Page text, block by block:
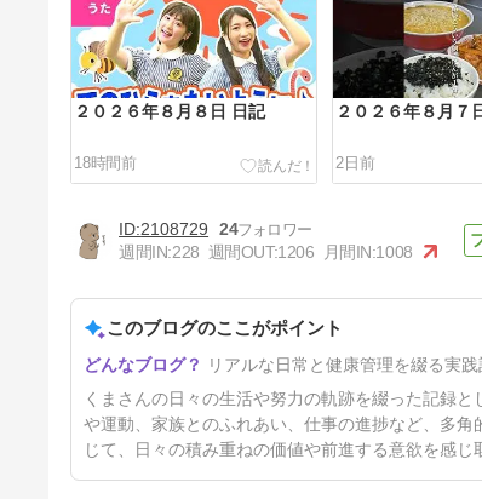
２０２６年８月８日 日記
18時間前
２０２６年８月７
2日前
２６年８月６日 ダイエット１
０９日目 Season４ Day１９
2日前
2108729
24
週間IN:228 週間OUT:1206 月間IN:1008
このブログのここがポイント
リアルな日常と健康管理を綴る実践
くまさんの日々の生活や努力の軌跡を綴った記録
や運動、家族とのふれあい、仕事の進捗など、多
じて、日々の積み重ねの価値や前進する意欲を感